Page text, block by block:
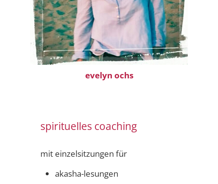
evelyn ochs
spirituelles coaching
mit einzelsitzungen für
akasha-lesungen